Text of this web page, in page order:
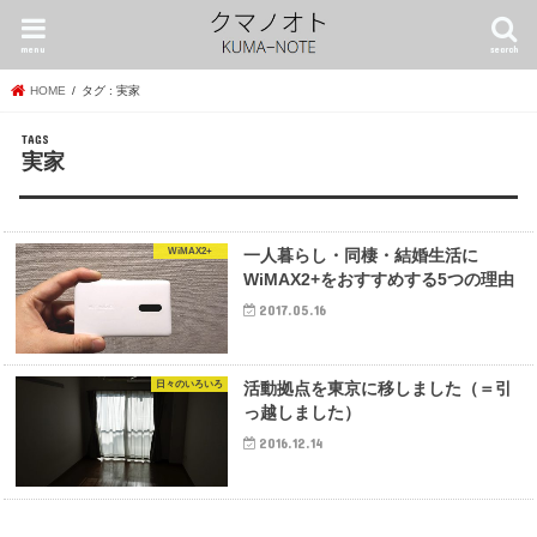
search
menu
HOME タグ : 実家
実家
WiMAX2+
一人暮らし・同棲・結婚生活に
WiMAX2+をおすすめする5つの理由
2017.05.16
日々のいろいろ
活動拠点を東京に移しました（＝引
っ越しました）
2016.12.14